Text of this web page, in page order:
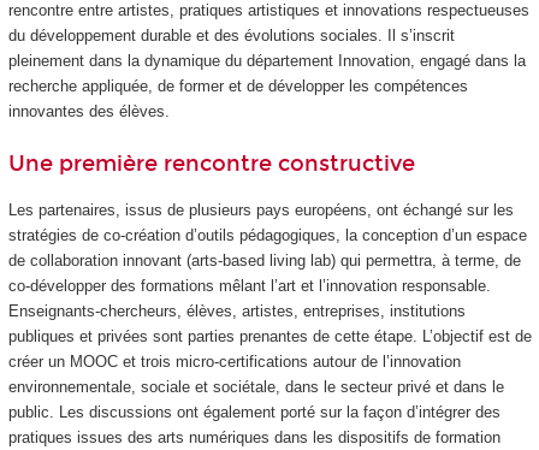
rencontre entre artistes, pratiques artistiques et innovations respectueuses
du développement durable et des évolutions sociales. Il s’inscrit
pleinement dans la dynamique du département Innovation, engagé dans la
recherche appliquée, de former et de développer les compétences
innovantes des élèves.
Une première rencontre constructive
Les partenaires, issus de plusieurs pays européens, ont échangé sur les
stratégies de co-création d’outils pédagogiques, la conception d’un espace
de collaboration innovant (arts-based living lab) qui permettra, à terme, de
co-développer des formations mêlant l’art et l’innovation responsable.
Enseignants-chercheurs, élèves, artistes, entreprises, institutions
publiques et privées sont parties prenantes de cette étape. L’objectif est de
créer un MOOCet trois micro-certifications autour de l’innovation
environnementale, sociale et sociétale, dans le secteur privé et dans le
public. Les discussions ont également porté sur la façon d’intégrer des
pratiques issues des arts numériques dans les dispositifs de formation